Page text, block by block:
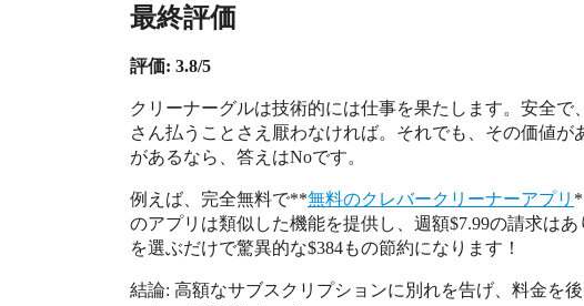
最終評価
評価: 3.8/5
クリーナーグルは技術的には仕事を果たします。安全
さん払うことさえ厭わなければ。それでも、その価値が
があるなら、答えはNoです。
例えば、完全無料で**無料のクレバークリーナーアプリ
のアプリは類似した機能を提供し、週額$7.99の請求は
を選ぶだけで驚異的な$384もの節約になります！
結論: 高額なサブスクリプションに別れを告げ、料金を